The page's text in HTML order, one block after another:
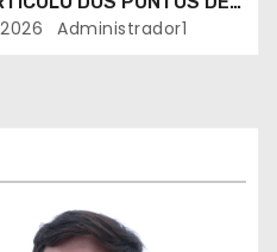
DE DROGAS. TRES
Administrador1